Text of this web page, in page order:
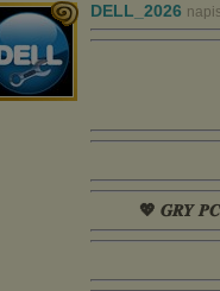
DELL_2026
💖 𝑮𝑹𝒀